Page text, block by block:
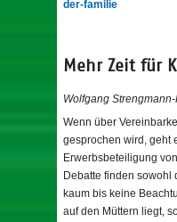
der-familie
Mehr Zeit für
Wolfgang
Wenn über
gesprochen wird, geht
Erwerbsbeteiligung
Debatte finden sowohl
kaum bis keine
auf den Müttern liegt,